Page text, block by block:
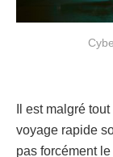
Il est malgré
voyage rapide
pas forcément